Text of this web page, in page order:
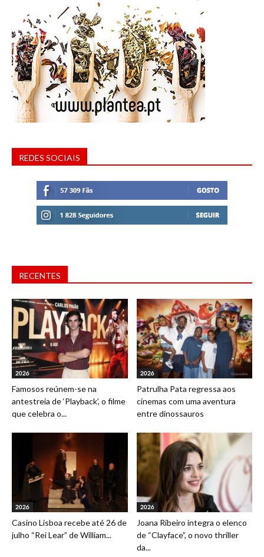
REDES SOCIAIS
RECENTES
2026
Famosos reúnem-se na
antestreia de ‘Playback’, o filme
que celebra o...
2026
Patrulha Pata regressa aos
cinemas com uma aventura
entre dinossauros
2026
Casino Lisboa recebe até 26 de
julho “Rei Lear” de William...
2026
Joana Ribeiro integra o elenco
de “Clayface”, o novo thriller
da...